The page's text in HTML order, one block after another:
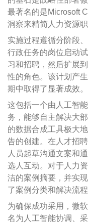
最著名的是Microsoft
洞察来精简人力资源职
实施过程遵循分阶段
行政任务的岗位启动
习和招聘，然后扩展
性的角色。该计划产
期中取得了显著成效。
这包括一个由人工智
务，能够自主解决大
的数据合成工具极大
告的创建。在人才招
人员起草沟通文案和
选人互动。对于人力
洁的案例摘要，并实
了案例分类和解决流程
为确保成功采用，微
名为人工智能协调、